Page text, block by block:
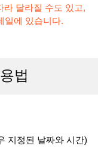
달라질 수도 있고,
일에 있습니다.
법
지정된 날짜와 시간)